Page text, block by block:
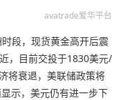
avatrade爱华平台
段，现货黄金高开后震
，目前交投于1830美元/
将衰退，美联储政策将
示，美元仍有进一步下